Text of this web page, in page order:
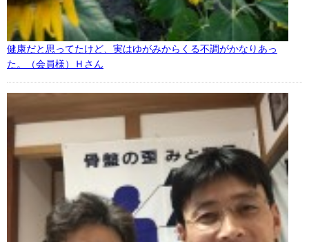
健康だと思ってたけど、実はゆがみからくる不調がかなりあっ
た。（会員様）Ｈさん